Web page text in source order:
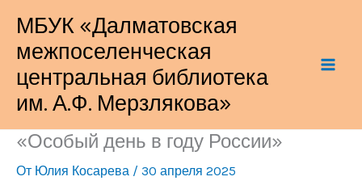
содержимому
МБУК «Далматовская
межпоселенческая
центральная библиотека
им. А.Ф. Мерзлякова»
«Особый день в году России»
От Юлия Косарева / 30 апреля 2025